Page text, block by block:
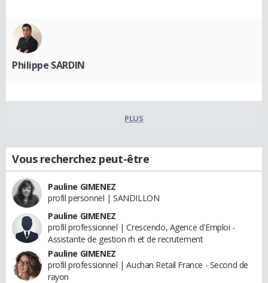
Philippe SARDIN
PLUS
Vous recherchez peut-être
Pauline GIMENEZ
profil personnel | SANDILLON
Pauline GIMENEZ
profil professionnel | Crescendo, Agence d'Emploi -
Assistante de gestion rh et de recrutement
Pauline GIMENEZ
profil professionnel | Auchan Retail France - Second de
rayon